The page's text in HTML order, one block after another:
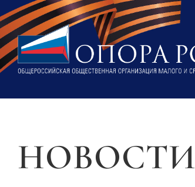
НОВОСТИ